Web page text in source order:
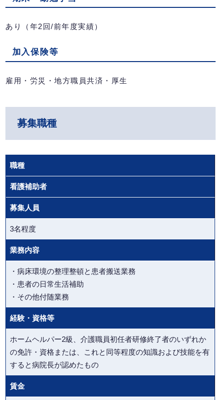
あり（年2回/前年度実績）
加入保険等
雇用・労災・地方職員共済・厚生
募集職種
職種
看護補助者
募集人員
3名程度
業務内容
・病床環境の整理整頓と患者搬送業務
・患者の日常生活補助
・その他付随業務
経験・資格等
ホームヘルパー2級、介護職員初任者研修終了者のいずれか
の免許・資格または、これと同等程度の知識および技能を有
すると病院長が認めたもの
賃金